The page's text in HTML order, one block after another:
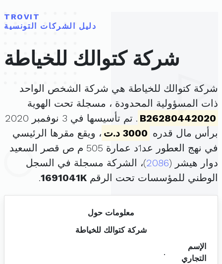
TROVIT
دليل الشركات التونسية
شركة كتوالك للخياطة
شركة كتوالك للخياطة هي شركة الشخص الواحد
ذات المسؤولية المحدودة ، مسجلة تحت الهوية
B26280442020
. تم تأسيسها في 3 نوفمبر 2020
برأس مال قدره 3000 د.ت
، ويقع مقرها الرئيسي
في نهج العطور عد1د عمارة 505 م ص قصر السعيد
دوار هيشر (2086)، الشركة مسجلة في السجل
الوطني للمؤسسات تحت الرقم 1691041K
.
معلومات حول
شركة كتوالك للخياطة
الإسم
التجاري
.